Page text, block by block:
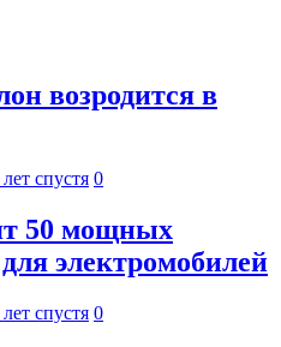
возродится в
лет спустя 0
50 мощных
электромобилей
лет спустя 0